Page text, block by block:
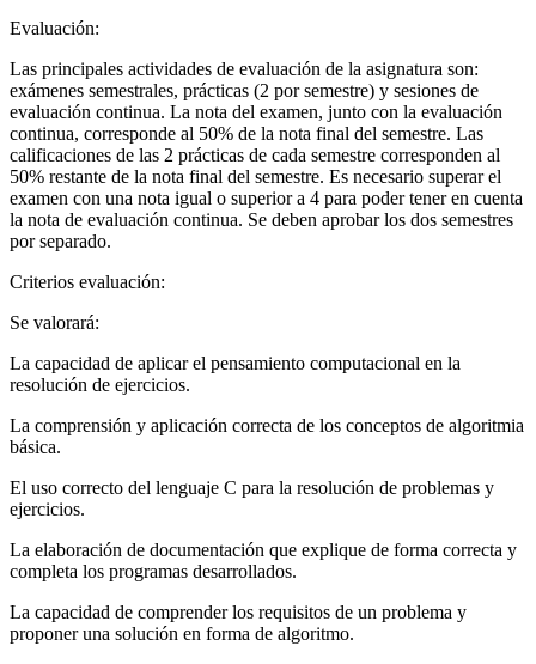
Evaluación:
Las principales actividades de evaluación de la asignatura son:
exámenes semestrales, prácticas (2 por semestre) y sesiones de
evaluación continua. La nota del examen, junto con la evaluación
continua, corresponde al 50% de la nota final del semestre. Las
calificaciones de las 2 prácticas de cada semestre corresponden al
50% restante de la nota final del semestre. Es necesario superar el
examen con una nota igual o superior a 4 para poder tener en cuenta
la nota de evaluación continua. Se deben aprobar los dos semestres
por separado.
Criterios evaluación:
Se valorará:
La capacidad de aplicar el pensamiento computacional en la
resolución de ejercicios.
La comprensión y aplicación correcta de los conceptos de algoritmia
básica.
El uso correcto del lenguaje C para la resolución de problemas y
ejercicios.
La elaboración de documentación que explique de forma correcta y
completa los programas desarrollados.
La capacidad de comprender los requisitos de un problema y
proponer una solución en forma de algoritmo.